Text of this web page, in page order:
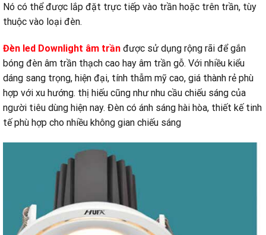
Nó có thể được lắp đặt trực tiếp vào trần hoặc trên trần, tùy
thuộc vào loại đèn.
Đèn led Downlight âm trần được sử dụng rộng rãi để gắn
bóng đèn âm trần thạch cao hay âm trần gỗ. Với nhiều kiểu
dáng sang trọng, hiện đại, tính thẫm mỹ cao, giá thành rẻ phù
hợp với xu hướng. thị hiếu cũng như nhu cầu chiếu sáng của
người tiêu dùng hiện nay. Đèn có ánh sáng hài hòa, thiết kế tinh
tế phù hợp cho nhiều không gian chiếu sáng